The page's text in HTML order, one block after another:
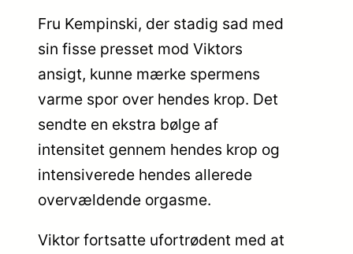
Fru Kempinski, der stadig sad med
sin fisse presset mod Viktors
ansigt, kunne mærke spermens
varme spor over hendes krop. Det
sendte en ekstra bølge af
intensitet gennem hendes krop og
intensiverede hendes allerede
overvældende orgasme.
Viktor fortsatte ufortrødent med at